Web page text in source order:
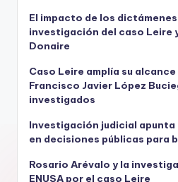
El impacto de los
investigación del caso Leire
Donaire
Caso Leire amplía su
Francisco Javier López
investigados
Investigación judicial
en decisiones públicas para
Rosario Arévalo y la
ENUSA por el caso Leire